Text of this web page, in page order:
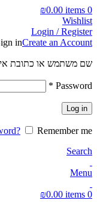
0
items
₪0.00
Wishlist
Login / Register
inCreate an Account
שם משתמש או כתובת
Password
*
Log in
Remember me
Search
Menu
0
items
₪0.00